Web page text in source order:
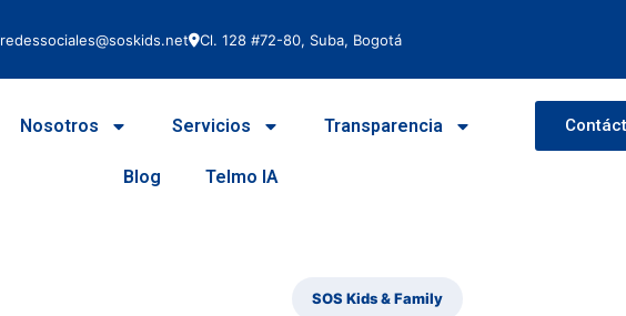
redessociales@soskids.net Cl. 128 #72-80, Suba, Bogotá
Nosotros Servicios Transparencia
Blog Telmo IA
SOS Kids & Family